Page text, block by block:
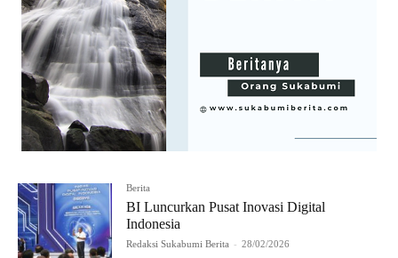
Berita
BI Luncurkan Pusat Inovasi Digital
Indonesia
Redaksi Sukabumi Berita - 28/02/2026